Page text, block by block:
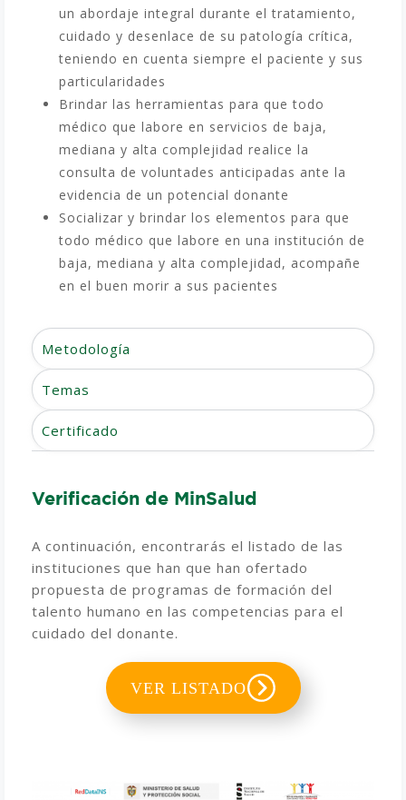
un abordaje integral durante el tratamiento,
cuidado y desenlace de su patología crítica,
teniendo en cuenta siempre el paciente y sus
particularidades
Brindar las herramientas para que todo
médico que labore en servicios de baja,
mediana y alta complejidad realice la
consulta de voluntades anticipadas ante la
evidencia de un potencial donante
Socializar y brindar los elementos para que
todo médico que labore en una institución de
baja, mediana y alta complejidad, acompañe
en el buen morir a sus pacientes
Metodología
Temas
Certificado
Verificación de MinSalud
A continuación, encontrarás el listado de las
instituciones que han que han ofertado
propuesta de programas de formación del
talento humano en las competencias para el
cuidado del donante.
VER LISTADO